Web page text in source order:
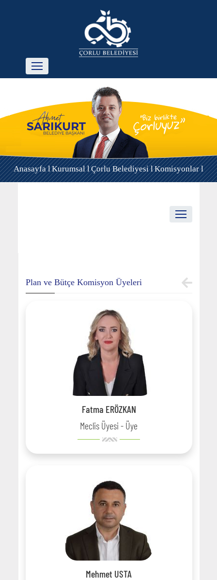
Anasayfa lKurumsal lÇorlu Belediyesi lKomisyonlar l
Plan ve Bütçe Komisyon Üyeleri
Fatma ERÖZKAN
Meclis Üyesi - Üye
Mehmet USTA